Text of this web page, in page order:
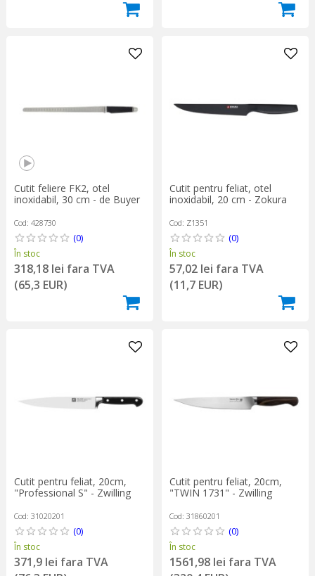
Cutit feliere FK2, otel
inoxidabil, 30 cm - de Buyer
Cod: 428730
(0)
În stoc
318,18 lei fara TVA
(65,3 EUR)
Cutit pentru feliat, otel
inoxidabil, 20 cm - Zokura
Cod: Z1351
(0)
În stoc
57,02 lei fara TVA
(11,7 EUR)
Cutit pentru feliat, 20cm,
"Professional S" - Zwilling
Cod: 31020201
(0)
În stoc
371,9 lei fara TVA
Cutit pentru feliat, 20cm,
"TWIN 1731" - Zwilling
Cod: 31860201
(0)
În stoc
1561,98 lei fara TVA